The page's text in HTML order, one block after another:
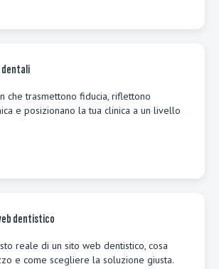
dentali
che trasmettono fiducia, riflettono
e posizionano la tua clinica a un livello
dentistico
reale di un sito web dentistico, cosa
e come scegliere la soluzione giusta.